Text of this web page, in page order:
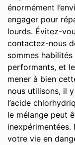
énormément
engager pour
lourds. Évitez-
contactez-nous
sommes
performants, et
mener à bien
nous utilisons, il
l’acide
le mélange peut
votre vie en